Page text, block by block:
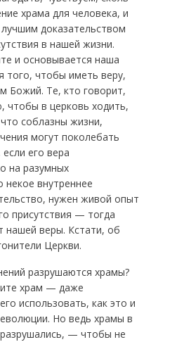
храма для человека, и
доказательством
в нашей жизни.
и основывается наша
того, чтобы иметь веру,
Божий. Те, кто говорит,
чтобы в церковь ходить,
соблазны жизни,
могут поколебать
его вера
на разумных
некое внутреннее
нужен живой опыт
присутствия — тогда
нашей веры. Кстати, об
Церкви.
разрушаются храмы?
храм — даже
использовать, как это и
Но ведь храмы в
— чтобы не